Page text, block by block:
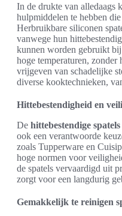
In de drukte van alledaags
hulpmiddelen te hebben
Herbruikbare siliconen
vanwege hun
kunnen worden gebruikt
hoge temperaturen, zonder
vrijgeven van schadelijke
diverse kooktechnieken,
Hittebestendigheid en
De hittebestendige spatels
ook een verantwoorde
zoals Tupperware en
hoge normen voor
de spatels vervaardigd uit
zorgt voor een langdurig
Gemakkelijk te reinigen